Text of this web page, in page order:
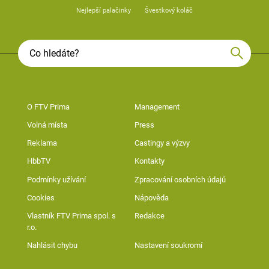
Nejlepší palačinky Švestkový koláč
O FTV Prima Management
Volná místa Press
Reklama Castingy a výzvy
HbbTV Kontakty
Podmínky užívání Zpracování osobních údajů
Cookies Nápověda
Vlastník FTV Prima spol. s
r.o.
Redakce
Nahlásit chybu Nastavení soukromí